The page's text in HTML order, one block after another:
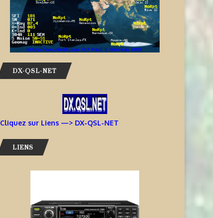
DX-QSL-NET
Cliquez sur Liens —> DX-QSL-NET
LIENS